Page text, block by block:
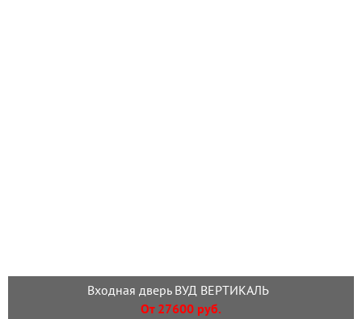
Входная дверь ВУД ВЕРТИКАЛЬ
От 27600 руб.